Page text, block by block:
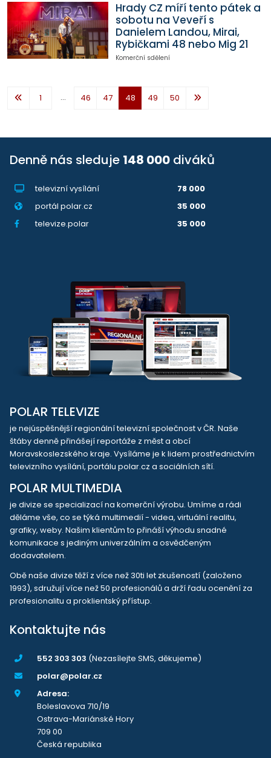
Hrady CZ míří tento pátek a
sobotu na Veveří s
Danielem Landou, Mirai,
Rybičkami 48 nebo Mig 21
Komerční sdělení
1 ... 46 47 48 49 50
Denně nás sleduje 148 000 diváků
televizní vysílání
78 000
portál polar.cz
35 000
televize.polar
35 000
POLAR TELEVIZE
je nejúspěšnější regionální televizní společnost v ČR. Naše
štáby denně přinášejí reportáže z měst a obcí
Moravskoslezského kraje. Vysíláme je k lidem prostřednictvím
televizního vysílání, portálu polar.cz a sociálních sítí.
POLAR MULTIMEDIA
je divize se specializací na komerční výrobu. Umíme a rádi
děláme vše, co se týká multimedií - videa, virtuální realitu,
grafiky, weby. Našim klientům to přináší výhodu snadné
komunikace s jediným univerzálním a osvědčeným
dodavatelem.
Obě naše divize těží z více než 30ti let zkušeností (založeno
1993), sdružují více než 50 profesionálů a drží řadu ocenění za
profesionalitu a proklientský přístup.
Kontaktujte nás
552 303 303 (Nezasílejte SMS, děkujeme)
polar@polar.cz
Adresa:
Boleslavova 710/19
Ostrava-Mariánské Hory
709 00
Česká republika